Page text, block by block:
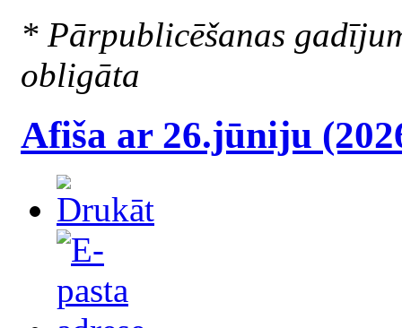
* Pārpublicēšanas
obligāta
Afiša ar 26.jūniju